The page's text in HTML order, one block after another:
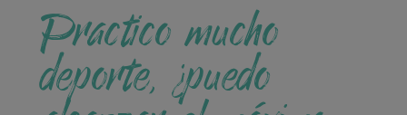
Practico mucho
deporte, ¿puedo